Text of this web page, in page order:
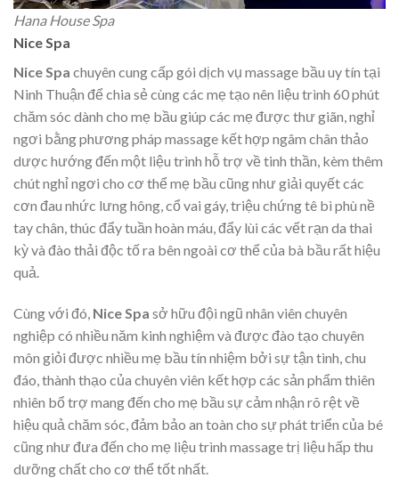
Hana House Spa
Nice Spa
Nice Spa chuyên cung cấp gói dịch vụ massage bầu uy tín tại
Ninh Thuận để chia sẻ cùng các mẹ tạo nên liệu trình 60 phút
chăm sóc dành cho mẹ bầu giúp các mẹ được thư giãn, nghỉ
ngơi bằng phương pháp massage kết hợp ngâm chân thảo
dược hướng đến một liệu trình hỗ trợ về tinh thần, kèm thêm
chút nghỉ ngơi cho cơ thể mẹ bầu cũng như giải quyết các
cơn đau nhức lưng hông, cổ vai gáy, triệu chứng tê bì phù nề
tay chân, thúc đẩy tuần hoàn máu, đẩy lùi các vết rạn da thai
kỳ và đào thải độc tố ra bên ngoài cơ thể của bà bầu rất hiệu
quả.
Cùng với đó, Nice Spa sở hữu đội ngũ nhân viên chuyên
nghiệp có nhiều năm kinh nghiệm và được đào tạo chuyên
môn giỏi được nhiều mẹ bầu tín nhiệm bởi sự tận tình, chu
đáo, thành thạo của chuyên viên kết hợp các sản phẩm thiên
nhiên bổ trợ mang đến cho mẹ bầu sự cảm nhận rõ rệt về
hiệu quả chăm sóc, đảm bảo an toàn cho sự phát triển của bé
cũng như đưa đến cho mẹ liệu trình massage trị liệu hấp thu
dưỡng chất cho cơ thể tốt nhất.